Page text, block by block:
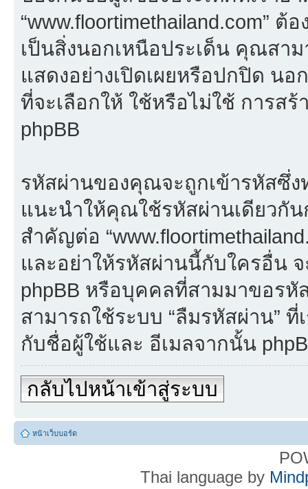
“www.floortimethailand.com” ต้
เป็นสิ่งนอกเหนือประเด็น คุณสา
แสดงอย่างเปิดเผยหรือปกปิด น
ที่จะเลือกให้ ใช้หรือไม่ใช้ การส
phpBB
รหัสผ่านของคุณจะถูกเข้ารหัสซึ่ง
แนะนำให้คุณใช้รหัสผ่านเดียวกั
สำคัญต่อ
และอย่าให้รหัสผ่านนี้กับใครอื่น
phpBB หรือบุคคลที่สามมาขอ
สามารถใช้ระบบ “ลืมรหัสผ่าน”
กับชื่อผู้ใช้และ อีเมลจากนั้น
กลับไปหน้าเข้าสู่ระบบ
หน้าเว็บบอร์ด
Thai language by